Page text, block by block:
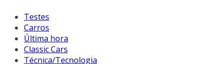
Testes
Carros
Última hora
Classic Cars
Técnica/Tecnologia